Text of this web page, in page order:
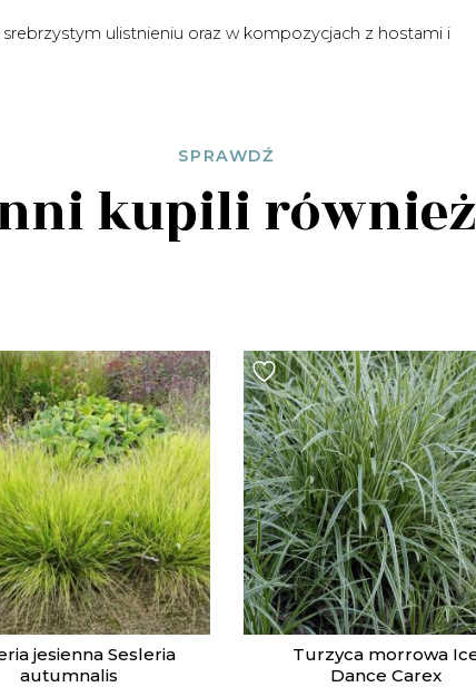
ulistnieniu oraz w kompozycjach z hostami i
SPRAWDŹ
kupili również
jesienna Sesleria
autumnalis
Turzyca morrowa
Dance Carex